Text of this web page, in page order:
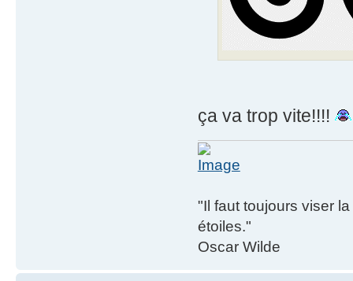
ça va trop vite!!!!
"Il faut toujours viser
étoiles."
Oscar Wilde